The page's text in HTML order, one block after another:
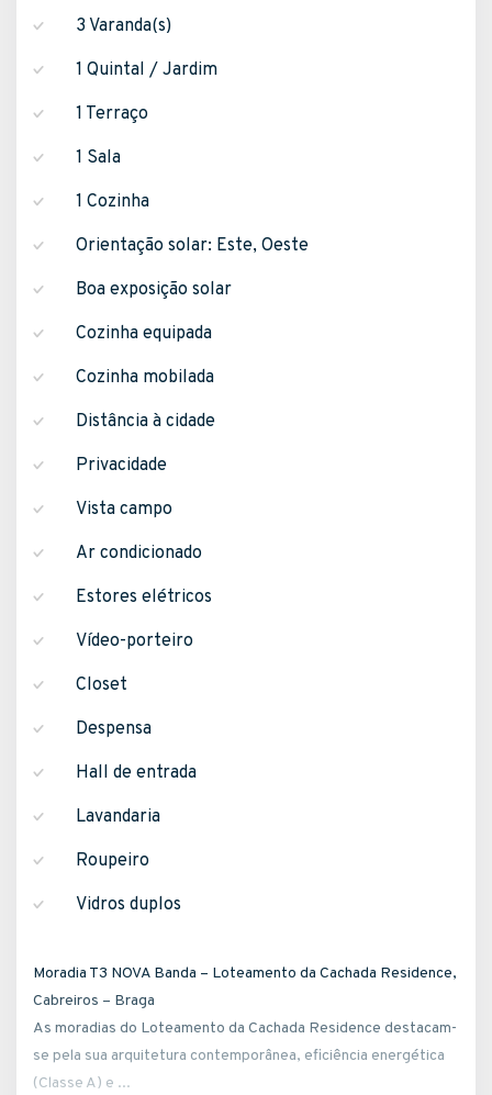
3 Varanda(s)
1 Quintal / Jardim
1 Terraço
1 Sala
1 Cozinha
Orientação solar: Este, Oeste
Boa exposição solar
Cozinha equipada
Cozinha mobilada
Distância à cidade
Privacidade
Vista campo
Ar condicionado
Estores elétricos
Vídeo-porteiro
Closet
Despensa
Hall de entrada
Lavandaria
Roupeiro
Vidros duplos
Moradia T3 NOVA Banda – Loteamento da Cachada Residence,
Cabreiros – Braga
As moradias do Loteamento da Cachada Residence destacam-
se pela sua arquitetura contemporânea, eficiência energética
(Classe A) e ...